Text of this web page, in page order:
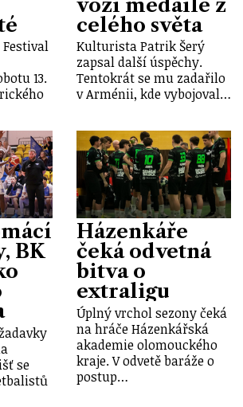
13.
vozí medaile z
celého světa
Kulturista Patrik Šerý
zapsal další úspěchy.
Tentokrát se mu zadařilo
v Arménii, kde vybojoval…
BK
se
Házenkáře
čeká odvetná
bitva o
extraligu
Úplný vrchol sezony čeká
na hráče Házenkářská
akademie olomouckého
kraje. V odvetě baráže o
postup…